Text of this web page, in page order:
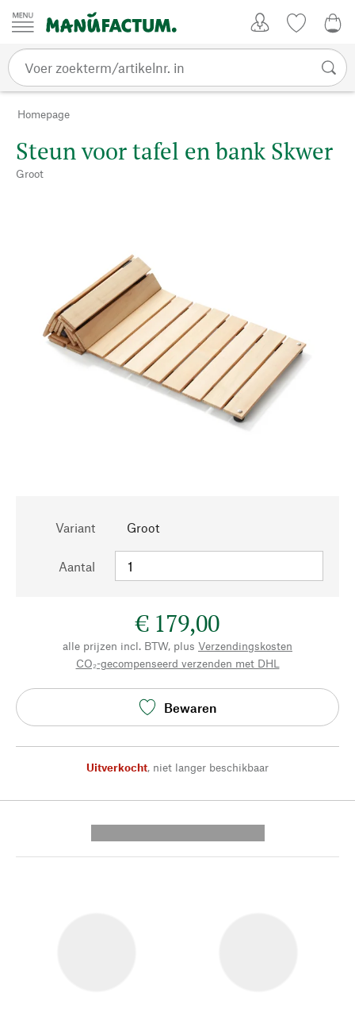
Passer au contenu
Homepage
Steun voor tafel en bank Skwer
Groot
Variant Groot
Aantal
€ 179,00
alle prijzen incl. BTW, plus Verzendingskosten
CO₂-gecompenseerd verzenden met DHL
Bewaren
Uitverkocht, niet langer beschikbaar